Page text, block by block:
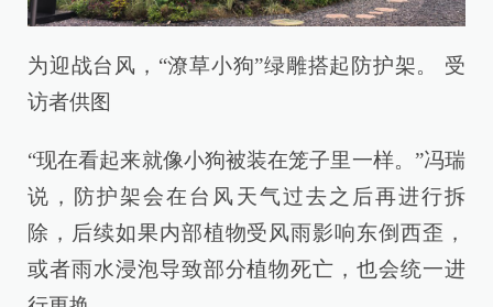
为迎战台风，“潦草小狗”绿雕搭起防护架。 受
访者供图
“现在看起来就像小狗被装在笼子里一样。”冯瑞
说，防护架会在台风天气过去之后再进行拆
除，后续如果内部植物受风雨影响东倒西歪，
或者雨水浸泡导致部分植物死亡，也会统一进